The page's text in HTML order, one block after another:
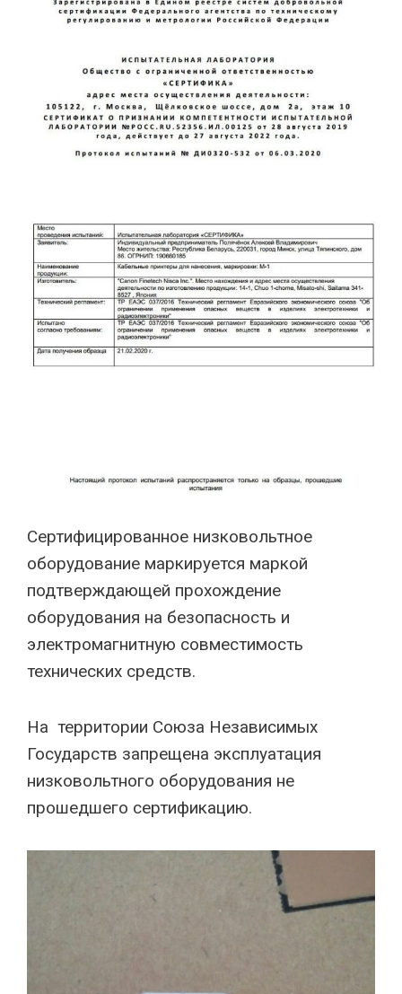
Сертифицированное низковольтное
оборудование маркируется маркой
подтверждающей прохождение
оборудования на безопасность и
электромагнитную совместимость
технических средств.
На территории Союза Независимых
Государств запрещена эксплуатация
низковольтного оборудования не
прошедшего сертификацию.